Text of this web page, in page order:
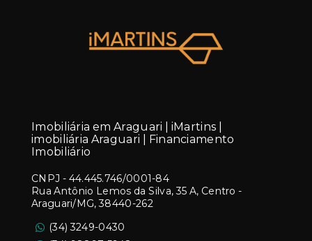
Imobiliária em Araguari | iMartins |
imobiliária Araguari | Financiamento
Imobiliário
CNPJ - 44.445.746/0001-84
Rua Antônio Lemos da Silva, 35 A, Centro -
Araguari/MG, 38440-262
(34) 3249-0430